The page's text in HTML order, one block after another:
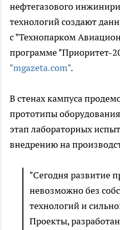
нефтегазового
технологий создают
с "Технопарком
программе "Приоритет-
"mgazeta.com".
В стенах кампуса
прототипы
этап лабораторных
внедрению на
"Сегодня развитие
невозможно без
технологий и
Проекты,